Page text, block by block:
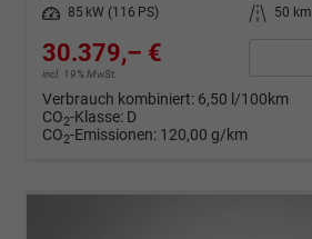
Leistung
85 kW (116 PS) Kilometerstand 50 km
30.379,– €
incl. 19% MwSt.
Verbrauch kombiniert: 6,50 l/100km
CO2-Klasse: D
CO2-Emissionen: 120,00 g/km